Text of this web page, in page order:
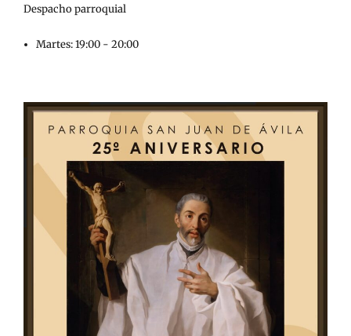
Despacho parroquial
Martes: 19:00 - 20:00